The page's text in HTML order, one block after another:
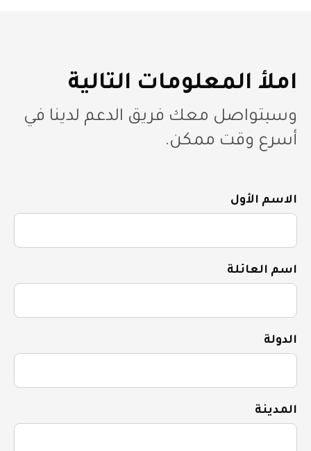
املأ المعلومات التالية
وسيتواصل معك فريق الدعم لدينا في
أسرع وقت ممكن.
الاسم الأول
اسم العائلة
الدولة
المدينة